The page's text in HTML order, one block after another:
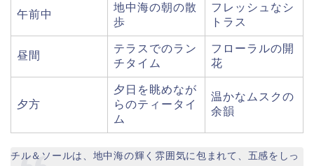
午前中
地中海の朝の散
歩
フレッシュなシ
トラス
昼間
テラスでのラン
チタイム
フローラルの開
花
夕方
夕日を眺めなが
らのティータイ
ム
温かなムスクの
余韻
チル＆ソールは、地中海の輝く雰囲気に包まれて、五感をしっ